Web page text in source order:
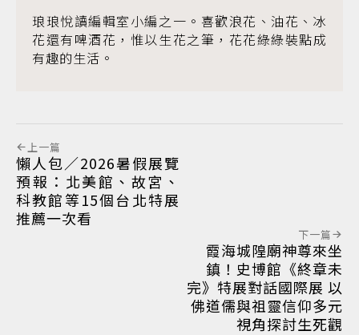
琅琅悅讀編輯室小編之一。喜歡浪花、油花、冰
花還有啤酒花，惟以生花之筆，花花綠綠裝點成
有趣的生活。
上一篇
懶人包／2026暑假展覽
預報：北美館、故宮、
科教館等15個台北特展
推薦一次看
下一篇
霞海城隍廟神尊來坐
鎮！史博館《終章未
完》特展對話國際展 以
佛道儒與祖靈信仰多元
視角探討生死觀